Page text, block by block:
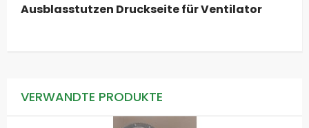
Ausblasstutzen Druckseite für Ventilator
VERWANDTE PRODUKTE